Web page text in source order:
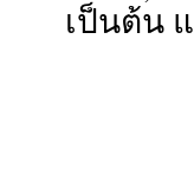
เป็นต้น